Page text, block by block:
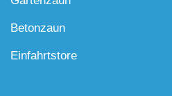
Betonzaun
Einfahrtstore